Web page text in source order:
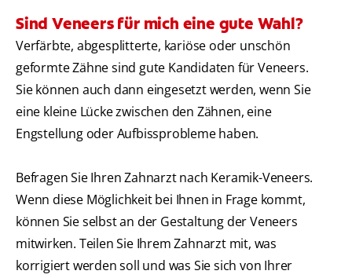
Sind Veneers für mich eine gute Wahl?
Verfärbte, abgesplitterte, kariöse oder unschön
geformte Zähne sind gute Kandidaten für Veneers.
Sie können auch dann eingesetzt werden, wenn Sie
eine kleine Lücke zwischen den Zähnen, eine
Engstellung oder Aufbissprobleme haben.
Befragen Sie Ihren Zahnarzt nach Keramik-Veneers.
Wenn diese Möglichkeit bei Ihnen in Frage kommt,
können Sie selbst an der Gestaltung der Veneers
mitwirken. Teilen Sie Ihrem Zahnarzt mit, was
korrigiert werden soll und was Sie sich von Ihrer